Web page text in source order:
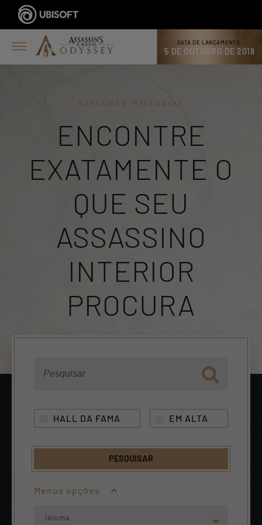
DATA DE LANÇAMENTO:
5 DE OUTUBRO DE 2018
EXPLORAR HISTÓRIAS
ENCONTRE
EXATAMENTE O
QUE SEU
ASSASSINO
INTERIOR
PROCURA
HALL DA FAMA EM ALTA
PESQUISAR
Menos opções
Idioma